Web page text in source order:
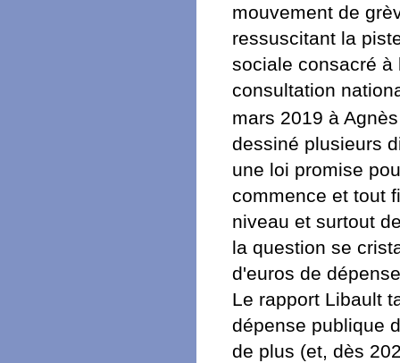
mouvement de
ressuscitant la
sociale consacré à
consultation
mars 2019 à
dessiné plusieurs
une loi promise
commence et tout
niveau et surtout
la question se
d'euros de
Le rapport Libault
dépense publique
de plus (et, dès